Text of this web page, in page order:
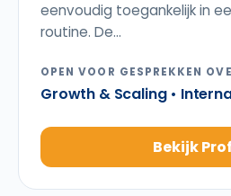
eenvoudig toegankelijk in
routine. De...
OPEN VOOR GESPREKKEN
Growth & Scaling •
Bekijk